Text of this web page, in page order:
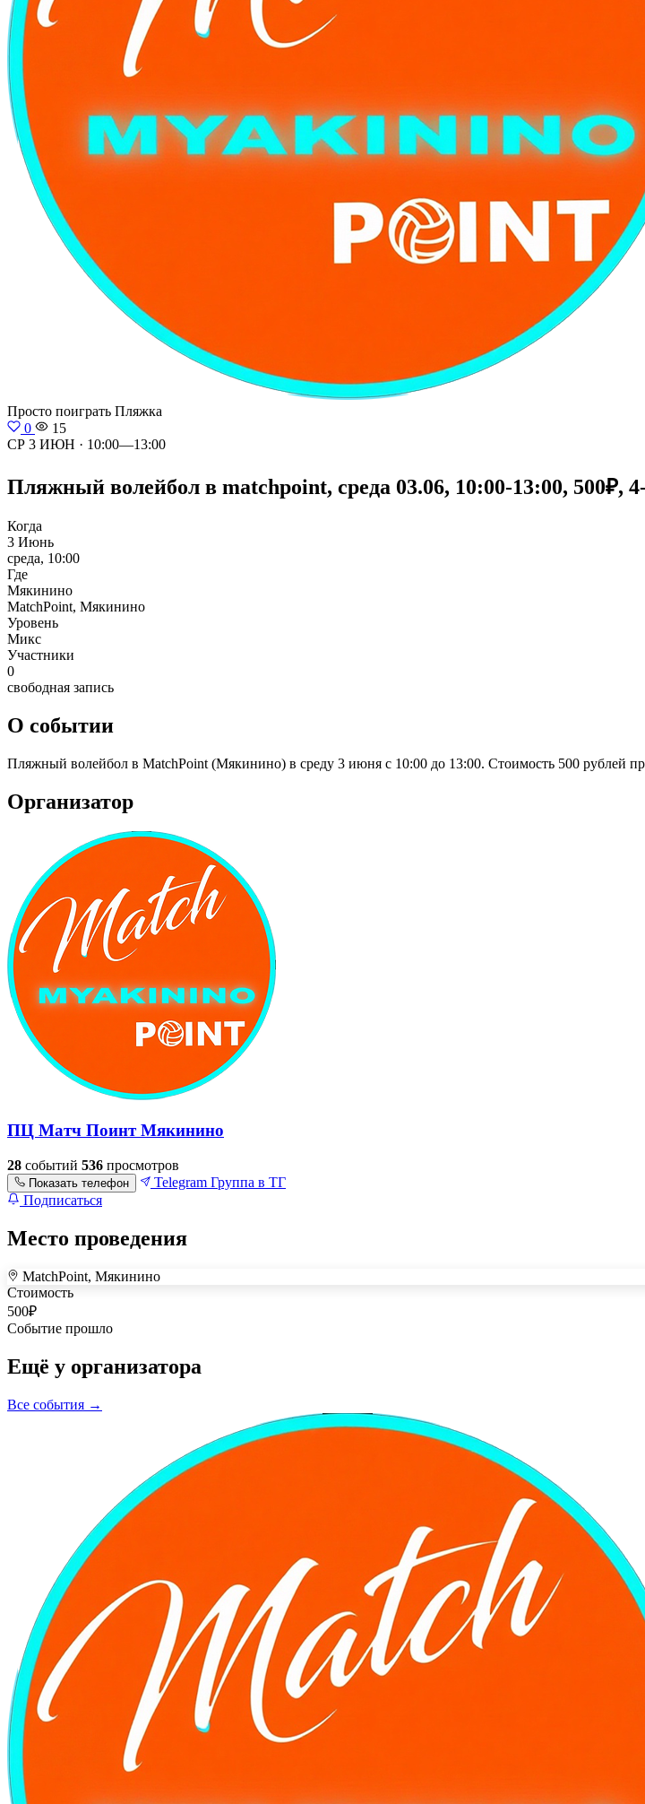
Просто поиграть Пляжка
0
15
СР 3 ИЮН · 10:00—13:00
Пляжный волейбол в matchpoint, среда 03.06, 10:00-13:00, 500₽,
Когда
3 Июнь
среда, 10:00
Где
Мякинино
MatchPoint, Мякинино
Уровень
Микс
Участники
0
свободная запись
О событии
Пляжный волейбол в MatchPoint (Мякинино) в среду 3 июня с 10:00 до 13:00. Стоимость 500 рублей
Организатор
ПЦ Матч Поинт Мякинино
28 событий 536 просмотров
Показать телефон Telegram Группа в ТГ
Подписаться
Место проведения
+
–
MatchPoint, Мякинино
Стоимость
500₽
Событие прошло
Ещё у организатора
Все события →